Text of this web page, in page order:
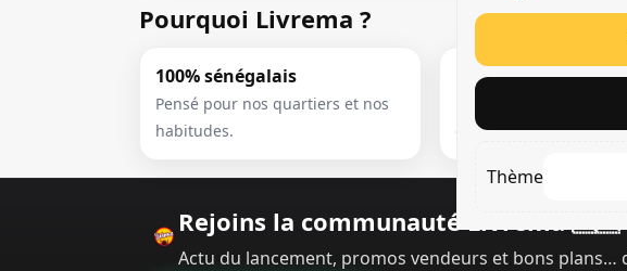
Thème
Pourquoi Livrema ?
100% sénégalais
Pensé pour nos quartiers et nos
habitudes.
Ultra simple
Une interface claire,
débutants.
Rejoins la communauté Livrema 🇸🇳
Actu du lancement, promos vendeurs et bons plans…